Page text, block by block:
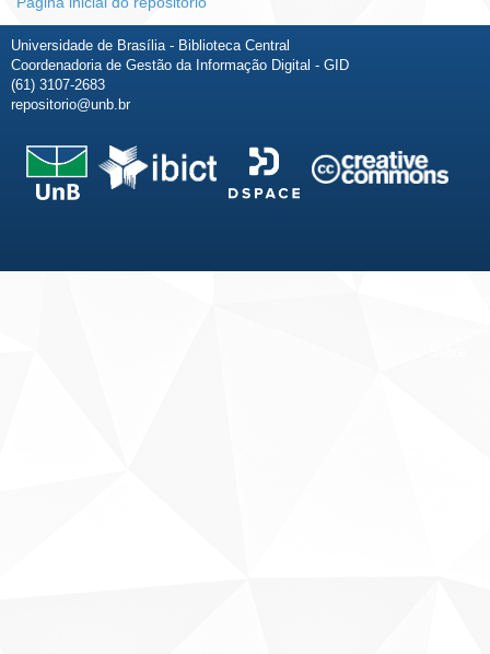
Universidade de Brasília - Biblioteca Central
Coordenadoria de Gestão da Informação Digital - GID
(61) 3107-2683
repositorio@unb.br